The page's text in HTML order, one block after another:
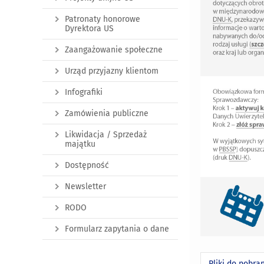
Patronaty honorowe
Dyrektora US
Zaangażowanie społeczne
Urząd przyjazny klientom
Infografiki
Zamówienia publiczne
Likwidacja / Sprzedaż
majątku
Dostępność
Newsletter
RODO
Formularz zapytania o dane